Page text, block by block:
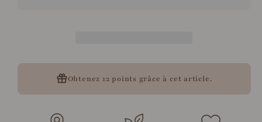
Obtenez 12 points grâce à cet article.